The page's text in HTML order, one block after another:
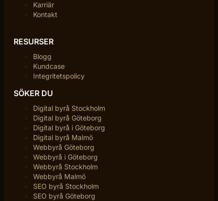
Karriär
Kontakt
RESURSER
Blogg
Kundcase
Integritetspolicy
SÖKER DU
Digital byrå Stockholm
Digital byrå Göteborg
Digital byrå i Göteborg
Digital byrå Malmö
Webbyrå Göteborg
Webbyrå i Göteborg
Webbyrå Stockholm
Webbyrå Malmö
SEO byrå Stockholm
SEO byrå Göteborg